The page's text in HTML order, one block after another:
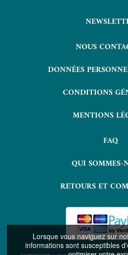
Lorsque vous naviguez sur
informations sont susceptibles
NOUS
DONNÉES
CONDITIONS
MENTIONS
FAQ
QUI SOMMES-
RETOURS ET